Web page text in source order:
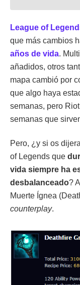
League of
que más cambios
años de vida.
añadidos, otros
mapa cambió por
que algo haya
semanas, pero
semanas que
Pero, ¿y si os
of Legends que
vida siempre ha
desbalanceado?
Muerte Ígnea
counterplay.